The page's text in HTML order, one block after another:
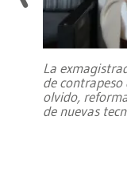
La
de contrapeso
olvido,
de nuevas